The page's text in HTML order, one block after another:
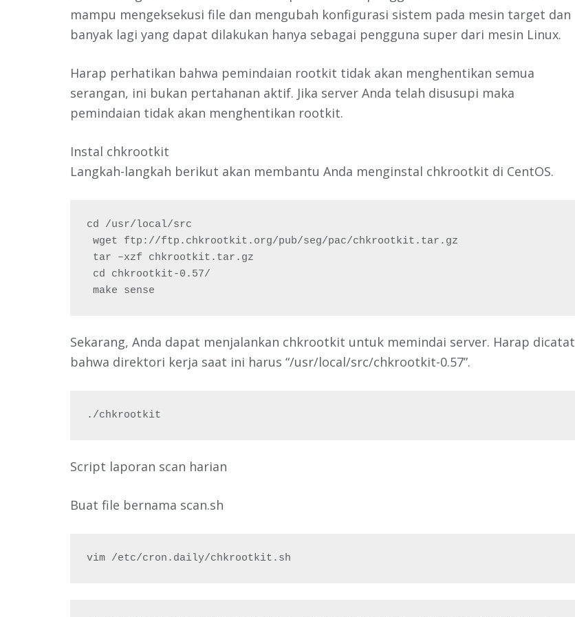
mampu mengeksekusi file dan mengubah konfigurasi sistem pada mesin target dan
banyak lagi yang dapat dilakukan hanya sebagai pengguna super dari mesin Linux.
Harap perhatikan bahwa pemindaian rootkit tidak akan menghentikan semua
serangan, ini bukan pertahanan aktif. Jika server Anda telah disusupi maka
pemindaian tidak akan menghentikan rootkit.
Instal chkrootkit
Langkah-langkah berikut akan membantu Anda menginstal chkrootkit di CentOS.
cd /usr/local/src
wget ftp://ftp.chkrootkit.org/pub/seg/pac/chkrootkit.tar.gz
tar –xzf chkrootkit.tar.gz
cd chkrootkit-0.57/
make sense
Sekarang, Anda dapat menjalankan chkrootkit untuk memindai server. Harap dicatat
bahwa direktori kerja saat ini harus “/usr/local/src/chkrootkit-0.57”.
./chkrootkit
Script laporan scan harian
Buat file bernama scan.sh
vim /etc/cron.daily/chkrootkit.sh